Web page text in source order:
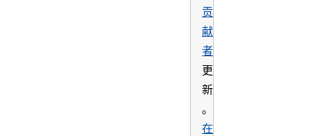
贡
献
者
更
新
。
在